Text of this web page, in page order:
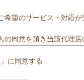
望のサービス・対応が
同意を頂き当該代理
の水準を満たしている
に同意する